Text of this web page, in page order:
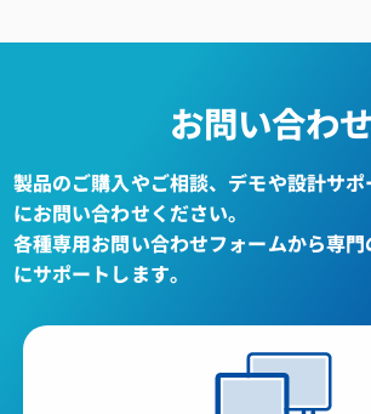
お問い合わせ
製品のご購入やご相談、デモや設計サ
にお問い合わせください。
各種専用お問い合わせフォームから専
にサポートします。